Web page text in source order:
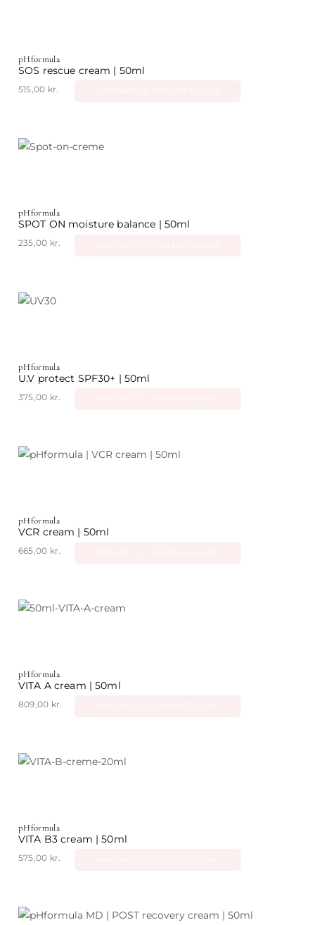
pHformula
SOS rescue cream | 50ml
515,00 kr.
pHformula
SPOT ON moisture balance | 50ml
235,00 kr.
pHformula
U.V protect SPF30+ | 50ml
375,00 kr.
pHformula
VCR cream | 50ml
665,00 kr.
pHformula
VITA A cream | 50ml
809,00 kr.
pHformula
VITA B3 cream | 50ml
575,00 kr.